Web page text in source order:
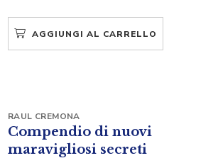
AGGIUNGI AL CARRELLO
Compendio di nuovi
maravigliosi secreti
RAUL CREMONA